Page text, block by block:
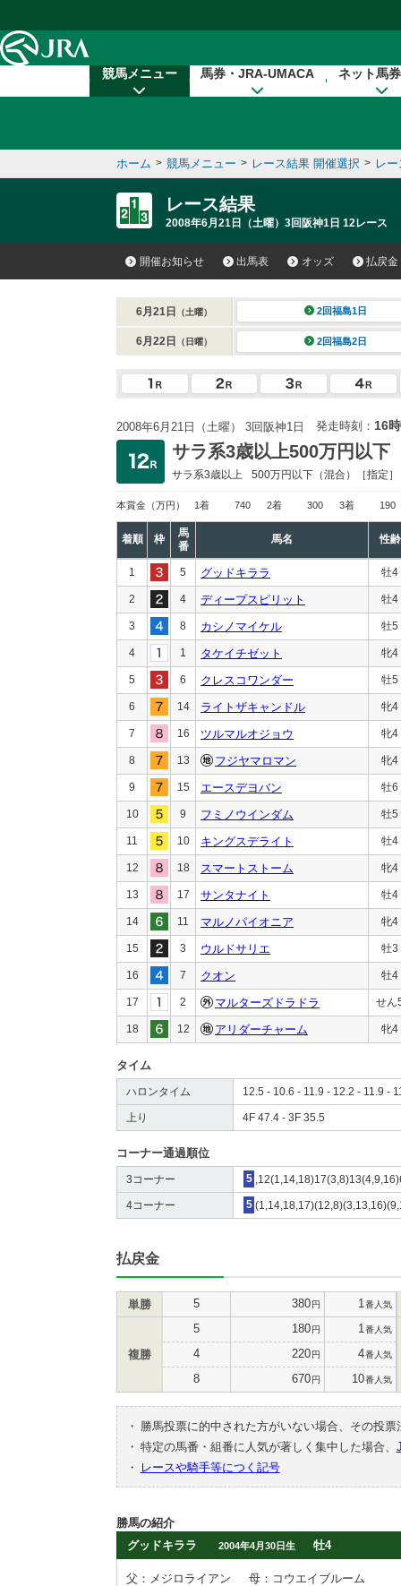
競馬メニュー 馬券・JRA-UMACA ネット馬
ホーム > 競馬メニュー > レース結果 開催選択 > レ
レース結果
2008年6月21日（土曜）3回阪神1日 12レース
開催お知らせ 出馬表 オッズ 払戻金
6月21日 （土曜） 2回福島1日
6月22日 （日曜） 2回福島2日
2008年6月21日（土曜） 3回阪神1日 発走時刻： 16
サラ系3歳以上500万円以下
サラ系3歳以上 500万円以下 （混合）［指定］
本賞金 （万円） 1着 740 2着 300 3着 190
着順 枠
馬
番
馬名 性齢
1 5 グッドキララ 牡4
2 4 ディープスピリット 牡4
3 8 カシノマイケル 牡5
4 1 タケイチゼット 牝4
5 6 クレスコワンダー 牡5
6 14 ライトザキャンドル 牝4
7 16 ツルマルオジョウ 牝4
8 13 フジヤマロマン 牝4
9 15 エースデヨバン 牡6
10 9 フミノウインダム 牡5
11 10 キングスデライト 牡4
12 18 スマートストーム 牝4
13 17 サンタナイト 牡4
14 11 マルノパイオニア 牝4
15 3 ウルドサリエ 牡3
16 7 クオン 牡4
17 2 マルターズドラドラ せん
18 12 アリダーチャーム 牝4
タイム
ハロンタイム 12.5 - 10.6 - 11.9 - 12.2 - 11.9 -
上り 4F 47.4 - 3F 35.5
コーナー通過順位
3コーナー 5
4コーナー 5
払戻金
単勝 5 380円 1 番人気
複勝
5 180円 1 番人気
4 220円 4番人気
8 670円 10番人気
・
勝馬投票に的中された方がいない場合、その投
・ 特定の馬番・組番に人気が著しく集中した場合、
・
レースや騎手等につく記号
勝馬の紹介
グッドキララ
2004年4月30日生 牡4
父：メジロライアン
母：コウエイブルーム